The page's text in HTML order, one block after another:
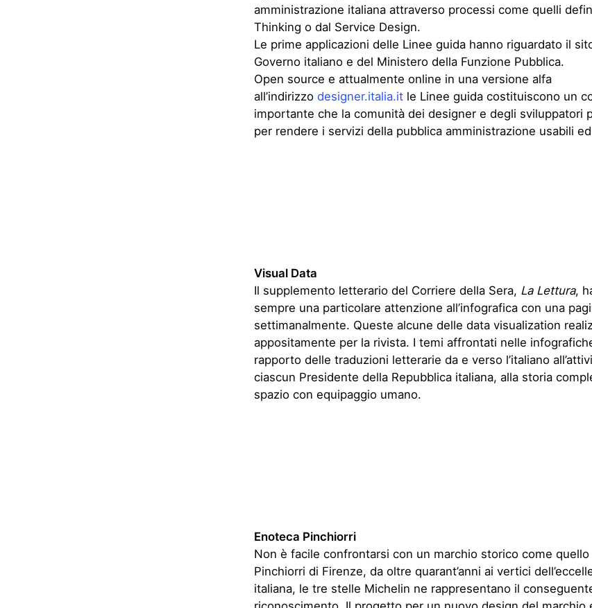
all’indirizzodesigner.italia.itle Linee guida costituiscono un
importante che la comunità dei designer e degli sviluppatori
per rendere i servizi della pubblica amministrazione usabili
Visual Data
Il supplemento letterario del Corriere della Sera, La Lettura,
sempre una particolare attenzione all’infografica con una
Enoteca Pinchiorri
Non è facile confrontarsi con un marchio storico come quello
Pinchiorri di Firenze, da oltre quarant’anni ai vertici
italiana, le tre stelle Michelin ne rappresentano il
riconoscimento. Il progetto per un nuovo design del marchio
comunicazione dell’Enoteca è partito dalla scelta di
logo (solo tipografia) arricchiti, nella loro presentazione, da
ricerca sui materiali (nella stampa) e sulle tecnologie (nel
trasformarsi in ogni momento. Questa è l’identità visiva di
nuova avventura degli amici ex-Dada.